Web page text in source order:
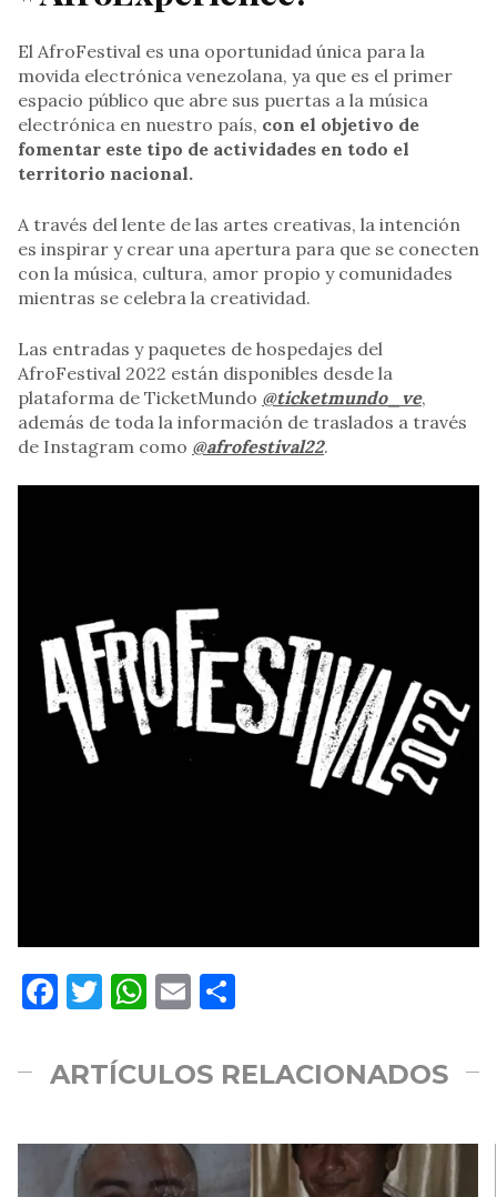
El AfroFestival es una oportunidad única para la
movida electrónica venezolana, ya que es el primer
espacio público que abre sus puertas a la música
electrónica en nuestro país, con el objetivo de
fomentar este tipo de actividades en todo el
territorio nacional.
A través del lente de las artes creativas, la intención
es inspirar y crear una apertura para que se conecten
con la música, cultura, amor propio y comunidades
mientras se celebra la creatividad.
Las entradas y paquetes de hospedajes del
AfroFestival 2022 están disponibles desde la
plataforma de TicketMundo @ticketmundo_ve,
además de toda la información de traslados a través
de Instagram como @afrofestival22.
Facebook
Twitter
WhatsApp
Email
ARTÍCULOS RELACIONADOS